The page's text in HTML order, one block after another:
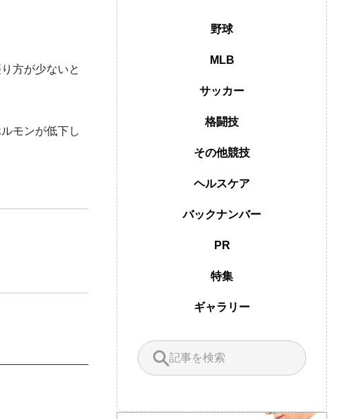
方が少ないと
モンが低下し
野球
MLB
サッカー
格闘技
その他競技
ヘルスケア
バックナンバー
PR
特集
ギャラリー